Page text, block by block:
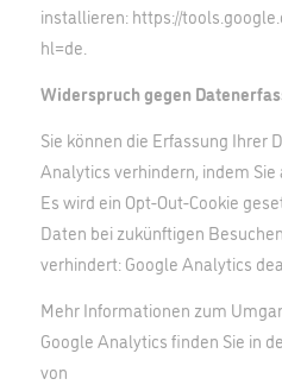
installieren:https://
hl=de.
Widerspruch gegen
Sie können die Erfassung Ihrer
Analytics verhindern, indem Sie
Es wird ein Opt-Out-Cookie
Daten bei zukünftigen
verhindert:Google Analytics
Mehr Informationen zum
Google Analytics finden Sie in
von